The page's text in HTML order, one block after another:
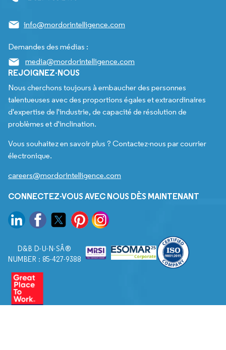
info@mordorintelligence.com
Demandes des médias :
media@mordorintelligence.com
REJOIGNEZ-NOUS
Nous cherchons toujours à embaucher des personnes
talentueuses avec des proportions égales et extraordinaires
d'expertise de l'industrie, de capacité de résolution de
problèmes et d'inclination.
Vous souhaitez en savoir plus ? Contactez-nous par courrier
électronique.
careers@mordorintelligence.com
CONNECTEZ-VOUS AVEC NOUS DÈS MAINTENANT
D&B D-U-N-SÂ®
NUMBER : 85-427-9388